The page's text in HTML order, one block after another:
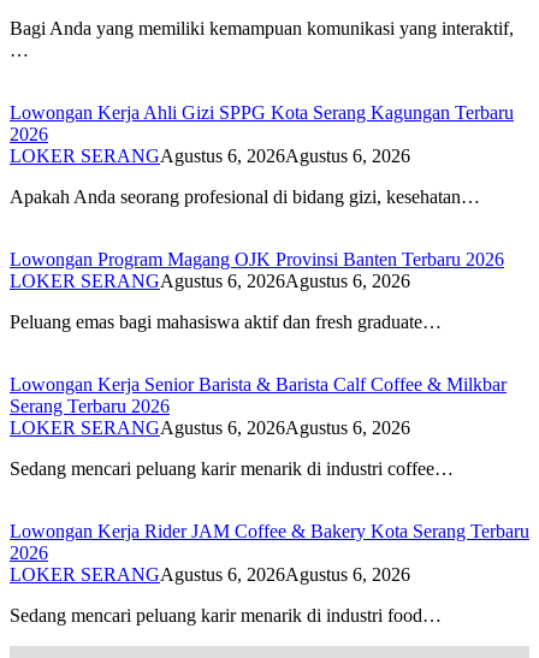
Bagi Anda yang memiliki kemampuan komunikasi yang interaktif,
…
Lowongan Kerja Ahli Gizi SPPG Kota Serang Kagungan Terbaru
2026
LOKER SERANGAgustus 6, 2026Agustus 6, 2026
Apakah Anda seorang profesional di bidang gizi, kesehatan…
Lowongan Program Magang OJK Provinsi Banten Terbaru 2026
LOKER SERANGAgustus 6, 2026Agustus 6, 2026
Peluang emas bagi mahasiswa aktif dan fresh graduate…
Lowongan Kerja Senior Barista & Barista Calf Coffee & Milkbar
Serang Terbaru 2026
LOKER SERANGAgustus 6, 2026Agustus 6, 2026
Sedang mencari peluang karir menarik di industri coffee…
Lowongan Kerja Rider JAM Coffee & Bakery Kota Serang Terbaru
2026
LOKER SERANGAgustus 6, 2026Agustus 6, 2026
Sedang mencari peluang karir menarik di industri food…